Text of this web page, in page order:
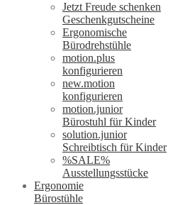
Jetzt Freude schenken
Geschenkgutscheine
Ergonomische
Bürodrehstühle
motion.plus
konfigurieren
new.motion
konfigurieren
motion.junior
Bürostuhl für Kinder
solution.junior
Schreibtisch für Kinder
%SALE%
Ausstellungsstücke
Ergonomie
Bürostühle